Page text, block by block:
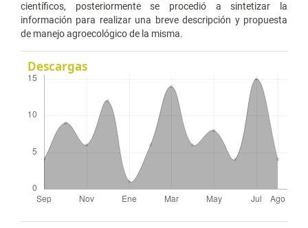
científicos, posteriormente se procedió a sintetizar la
información para realizar una breve descripción y propuesta
de manejo agroecológico de la misma.
Descargas